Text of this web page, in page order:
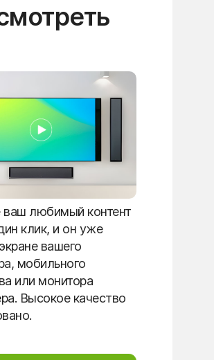
ваш любимый контент
клик, и он уже
вашего
мобильного
или монитора
Высокое качество